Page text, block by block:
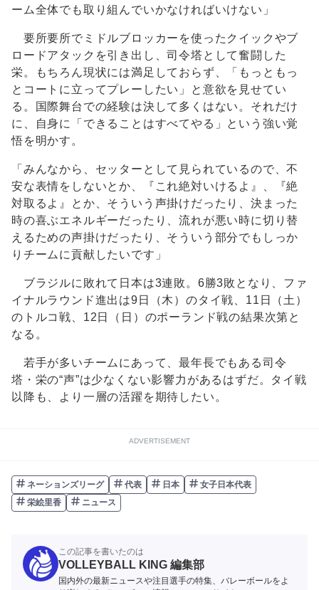
ーム全体でも取り組んでいかなければいけない」
要所要所でミドルブロッカーを使ったクイックやブ
ロードアタックを引き出し、司令塔として奮闘した
栄。もちろん現状には満足しておらず、「もっともっ
とコートに立ってプレーしたい」と意欲を見せてい
る。国際舞台での経験は決して多くはない。それだけ
に、自身に「できることはすべてやる」という強い覚
悟を明かす。
「みんなから、セッターとして見られているので、不
安な表情をしないとか、『これ絶対いけるよ』、『絶
対取るよ』とか、そういう声掛けだったり、決まった
時の喜ぶエネルギーだったり、流れが悪い時に切り替
えるための声掛けだったり、そういう部分でもしっか
りチームに貢献したいです」
ブラジルに敗れて日本は3連敗。6勝3敗となり、ファ
イナルラウンド進出は9日（木）のタイ戦、11日（土）
のトルコ戦、12日（日）のポーランド戦の結果次第と
なる。
若手が多いチームにあって、最年長でもある司令
塔・栄の“声”は少なくない影響力があるはずだ。タイ戦
以降も、より一層の活躍を期待したい。
ADVERTISEMENT
ネーションズリーグ 代表 日本
女子日本代表
栄絵里香
ニュース
この記事を書いたのは
VOLLEYBALL KING 編集部
国内外の最新ニュースや注目選手の特集、バレーボールをよ